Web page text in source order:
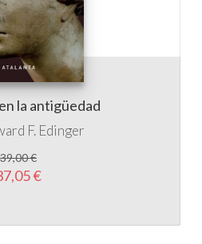
la antigüedad
F. Edinger
39,00 €
€